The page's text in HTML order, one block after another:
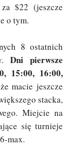
$22 (jeszcze
o tym.
8 ostatnich
Dni pierwsze
15:00, 16:00,
macie jeszcze
stacka,
Miejcie na
się turnieje
max.